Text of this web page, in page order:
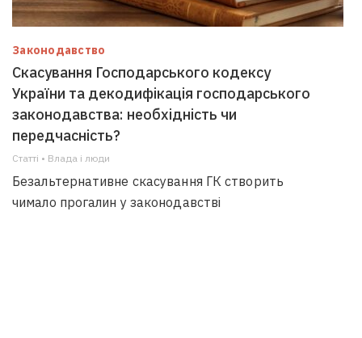
Законодавство
Скасування Господарського кодексу
України та декодифікація господарського
законодавства: необхідність чи
передчасність?
Статті • Влада i люди
Безальтернативне скасування ГК створить
чимало прогалин у законодавстві